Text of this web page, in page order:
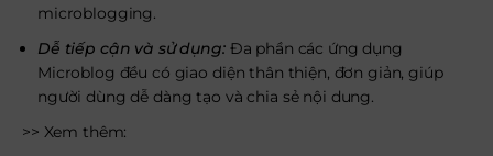
microblogging.
Dễ tiếp cận và sử dụng:Đa phần các ứng dụng
Microblog đều có giao diện thân thiện, đơn giản, giúp
người dùng dễ dàng tạo và chia sẻ nội dung.
>> Xem thêm: